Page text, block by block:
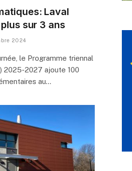
Laval
sur 3 ans
2024
le Programme triennal
2025-2027 ajoute 100
au…